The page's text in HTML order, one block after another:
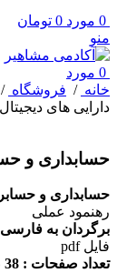
0 مورد 0 تومان
منو
0 مورد
خانه / فروشگاه /
دارایی های دیجیتال
حسابداری و
حسابداری و
رهنمود عملی
برگردان به
فایل pdf
تعداد صفحات : 38 صفحه